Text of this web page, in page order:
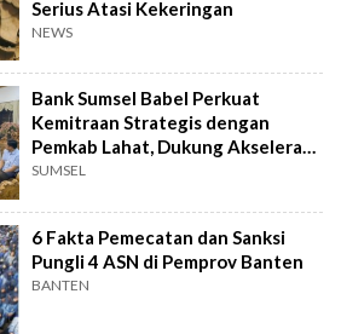
Serius Atasi Kekeringan
NEWS
Bank Sumsel Babel Perkuat
Kemitraan Strategis dengan
Pemkab Lahat, Dukung Akselerasi
Ekonomi Daerah
SUMSEL
6 Fakta Pemecatan dan Sanksi
Pungli 4 ASN di Pemprov Banten
BANTEN